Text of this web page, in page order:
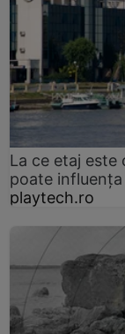
La ce etaj este
poate
playtech.ro